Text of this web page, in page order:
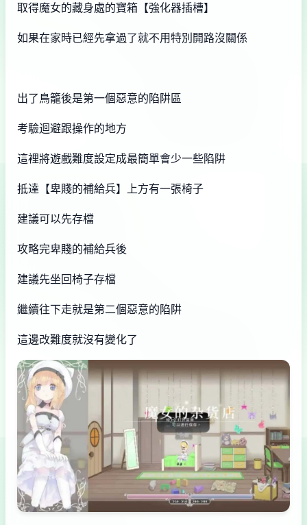
取得魔女的藏身處的寶箱【強化器插槽】
如果在家時已經先拿過了就不用特別開路沒關係
出了鳥籠後是第一個惡意的陷阱區
考驗迴避跟操作的地方
這裡將遊戲難度設定成最簡單會少一些陷阱
抵達【卑賤的補給兵】上方有一張椅子
建議可以先存檔
攻略完卑賤的補給兵後
建議先坐回椅子存檔
繼續往下走就是第二個惡意的陷阱
這邊改難度就沒有變化了